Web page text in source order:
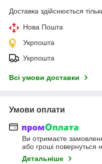
Доставка здійснюється
Нова Пошта
Укрпошта
Укрпошта
Всі умови доставки
Умови оплати
Ви отримаєте
або гроші повернуться
Детальніше